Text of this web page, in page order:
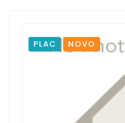
PLAC NOVO